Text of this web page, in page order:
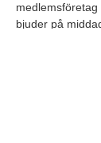
medlemsföretag
bjuder på